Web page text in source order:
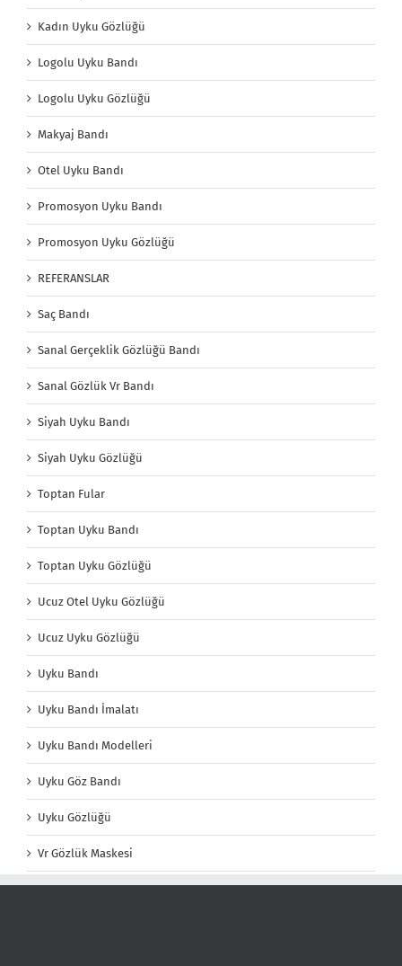
Kadın Uyku Gözlüğü
Logolu Uyku Bandı
Logolu Uyku Gözlüğü
Makyaj Bandı
Otel Uyku Bandı
Promosyon Uyku Bandı
Promosyon Uyku Gözlüğü
REFERANSLAR
Saç Bandı
Sanal Gerçeklik Gözlüğü Bandı
Sanal Gözlük Vr Bandı
Siyah Uyku Bandı
Siyah Uyku Gözlüğü
Toptan Fular
Toptan Uyku Bandı
Toptan Uyku Gözlüğü
Ucuz Otel Uyku Gözlüğü
Ucuz Uyku Gözlüğü
Uyku Bandı
Uyku Bandı İmalatı
Uyku Bandı Modelleri
Uyku Göz Bandı
Uyku Gözlüğü
Vr Gözlük Maskesi